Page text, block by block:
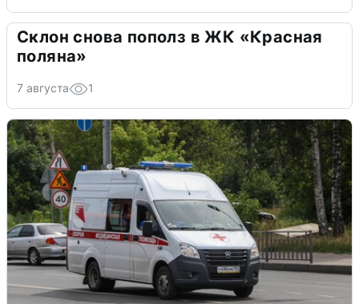
Склон снова пополз в ЖК «Красная
поляна»
7 августа 1